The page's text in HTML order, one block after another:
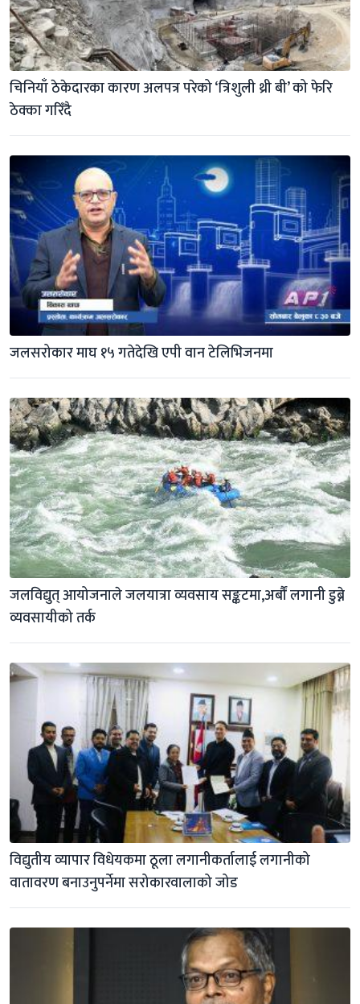
चिनियाँ ठेकेदारका कारण अलपत्र परेको ‘त्रिशुली थ्री बी’ को फेरि
ठेक्का गरिँदै
जलसरोकार माघ १५ गतेदेखि एपी वान टेलिभिजनमा
जलविद्युत् आयोजनाले जलयात्रा व्यवसाय सङ्कटमा,अर्बौं लगानी डुब्ने
व्यवसायीको तर्क
विद्युतीय व्यापार विधेयकमा ठूला लगानीकर्तालाई लगानीको
वातावरण बनाउनुपर्नेमा सरोकारवालाको जोड